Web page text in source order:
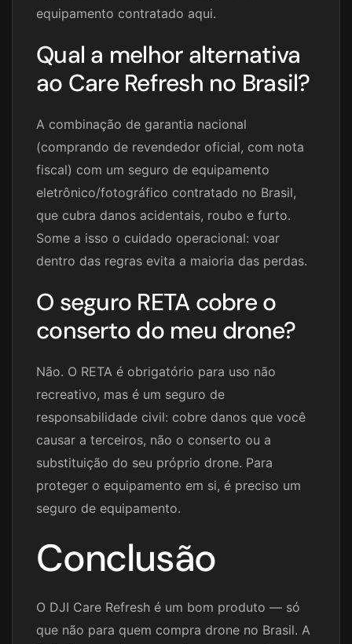
equipamento contratado aqui.
Qual a melhor alternativa
ao Care Refresh no Brasil?
A combinação de garantia nacional
(comprando de revendedor oficial, com nota
fiscal) com um seguro de equipamento
eletrônico/fotográfico contratado no Brasil,
que cubra danos acidentais, roubo e furto.
Some a isso o cuidado operacional: voar
dentro das regras evita a maioria das perdas.
O seguro RETA cobre o
conserto do meu drone?
Não. O RETA é obrigatório para uso não
recreativo, mas é um seguro de
responsabilidade civil: cobre danos que você
causar a terceiros, não o conserto ou a
substituição do seu próprio drone. Para
proteger o equipamento em si, é preciso um
seguro de equipamento.
Conclusão
O DJI Care Refresh é um bom produto — só
que não para quem compra drone no Brasil. A